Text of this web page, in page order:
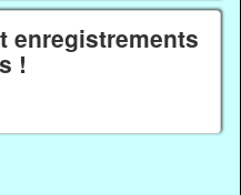
enregistrements
!